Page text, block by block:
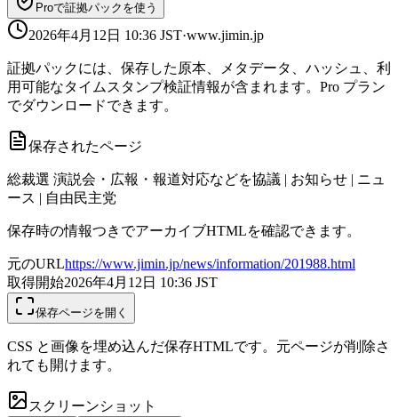
Proで証拠パックを使う
2026年4月12日 10:36 JST·www.jimin.jp
証拠パックには、保存した原本、メタデータ、ハッシュ、利
用可能なタイムスタンプ検証情報が含まれます。Pro プラン
でダウンロードできます。
保存されたページ
総裁選 演説会・広報・報道対応などを協議 | お知らせ | ニュ
ース | 自由民主党
保存時の情報つきでアーカイブHTMLを確認できます。
元のURLhttps://www.jimin.jp/news/information/201988.html
取得開始2026年4月12日 10:36 JST
保存ページを開く
CSS と画像を埋め込んだ保存HTMLです。元ページが削除さ
れても開けます。
スクリーンショット